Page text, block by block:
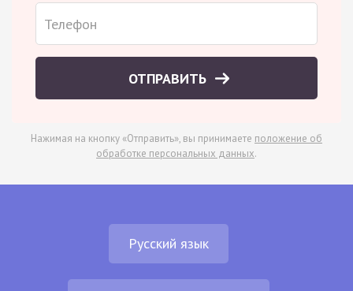
ОТПРАВИТЬ
Нажимая на кнопку «Отправить», вы принимаете положение об
обработке персональных данных.
Русский язык